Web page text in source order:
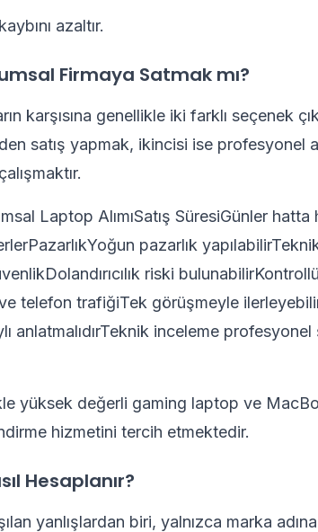
azaltır.
Firmaya Satmak mı?
karşısına genellikle iki farklı seçenek
satış yapmak, ikincisi ise profesyonel
Laptop AlımıSatış SüresiGünler
pazarlık
riski
telefon trafiğiTek görüşmeyle
anlatmalıdırTeknik inceleme
yüksek değerli gaming laptop ve
hizmetini tercih etmektedir.
Hesaplanır?
yanlışlardan biri, yalnızca marka adına